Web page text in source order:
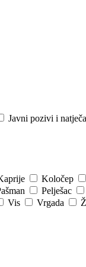
Javni pozivi i
Koločep
Pelješac
Vis Vrgada